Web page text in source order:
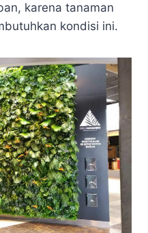
karena tanaman
kondisi ini.